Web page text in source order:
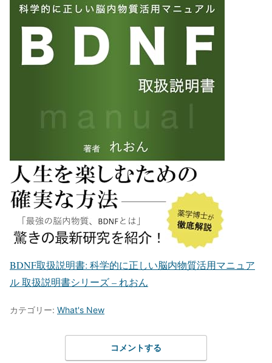
BDNF取扱説明書: 科学的に正しい脳内物質活用マニュア
ル 取扱説明書シリーズ – れおん
カテゴリー: What's New
コメントする